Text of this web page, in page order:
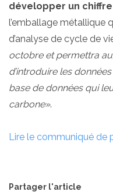
développer un
l’emballage métallique
d’analyse de cycle de
octobre et permettra
d’introduire les
base de données qui
carbone».
Lire le communiqué de
Partager l'article